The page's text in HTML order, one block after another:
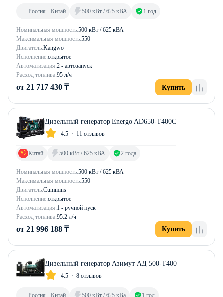
Номинальная мощность:500 кВт / 625 кВА
Максимальная мощность:550
Двигатель:Kangwo
Исполнение:открытое
Автоматизация:2 - автозапуск
Расход топлива:95 л/ч
Россия - Китай 500 кВт / 625 кВА 1 год
от 21 717 430 ₸ Купить
Дизельный генератор Energo AD650-T400C
4.5 11 отзывов
Номинальная мощность:500 кВт / 625 кВА
Максимальная мощность:550
Двигатель:Cummins
Исполнение:открытое
Автоматизация:1 - ручной пуск
Расход топлива:95.2 л/ч
Китай 500 кВт / 625 кВА 2 года
от 21 996 188 ₸ Купить
Дизельный генератор Азимут АД 500-Т400
4.5 8 отзывов
Россия - Китай 500 кВт / 625 кВа 1 год